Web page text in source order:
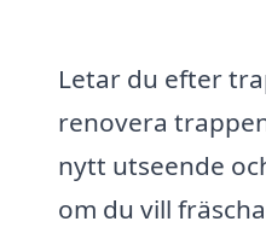
Letar du efter
renovera
nytt utseende
om du vill